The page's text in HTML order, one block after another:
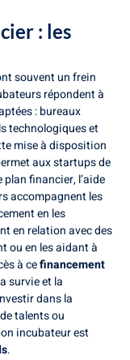
: les
souvent un frein
répondent à
: bureaux
technologiques et
mise à disposition
aux startups de
financier, l’aide
accompagnent les
en les
en relation avec des
ou en les aidant à
à cefinancement
survie et la
dans la
talents ou
incubateur est
.